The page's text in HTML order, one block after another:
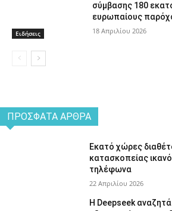
Ειδήσεις
σύμβασης 180
ευρωπαίους
18 Απριλίου 2026
ΠΡΌΣΦΑΤΑ ΆΡΘΡΑ
Εκατό χώρες
κατασκοπείας
τηλέφωνα
22 Απριλίου 2026
Η Deepseek